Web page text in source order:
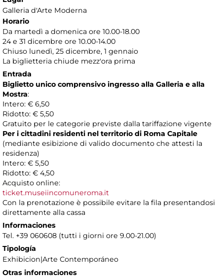
Galleria d'Arte Moderna
Horario
Da martedì a domenica ore 10.00-18.00
24 e 31 dicembre ore 10.00-14.00
Chiuso lunedì, 25 dicembre, 1 gennaio
La biglietteria chiude mezz'ora prima
Entrada
Biglietto unico comprensivo ingresso alla Galleria e alla
Mostra:
Intero: € 6,50
Ridotto: € 5,50
Gratuito per le categorie previste dalla tariffazione vigente
Per i cittadini residenti nel territorio di Roma Capitale
(mediante esibizione di valido documento che attesti la
residenza)
Intero: € 5,50
Ridotto: € 4,50
Acquisto online:
ticket.museiincomuneroma.it
Con la prenotazione è possibile evitare la fila presentandosi
direttamente alla cassa
Informaciones
Tel. +39 060608 (tutti i giorni ore 9.00-21.00)
Tipología
Exhibicion|Arte Contemporáneo
Otras informaciones